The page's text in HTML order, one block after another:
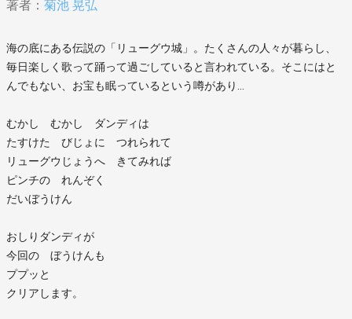
著者： 菊池 晃弘
海の底にある伝説の「リューグウ城」。たくさんの人々が暮らし、
毎日楽しく歌って踊って過ごしていると言われている。そこにはと
んでもない、お宝も眠っているという噂があり…
むかし むかし ダンディは
たすけた びじょに つれられて
リューグウじょうへ きてみれば
ピンチの れんぞく
だいぼうけん
おしりダンディが
今回の ぼうけんも
ププッと
クリアします。